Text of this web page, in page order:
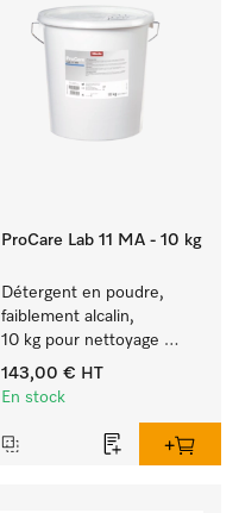
ProCare Lab 11 MA - 10 kg
Détergent en poudre,
faiblement alcalin,
10 kg pour nettoyage
doux en machine
d’ustensiles et de
143,00 € HT
En stock